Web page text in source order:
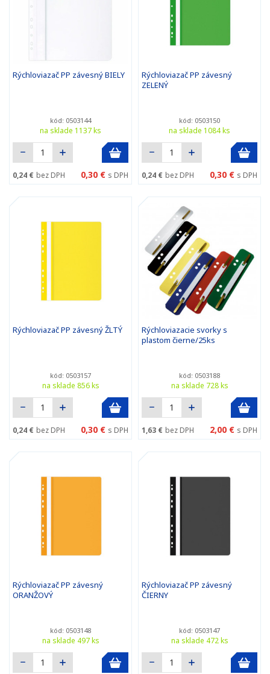
Rýchloviazač PP závesný BIELY
kód: 0503144
na sklade 1137 ks
0,24 € bez DPH 0,30 € s DPH
Rýchloviazač PP závesný
ZELENÝ
kód: 0503150
na sklade 1084 ks
0,24 € bez DPH 0,30 € s DPH
Rýchloviazač PP závesný ŽLTÝ
kód: 0503157
na sklade 856 ks
0,24 € bez DPH 0,30 € s DPH
Rýchloviazacie svorky s
plastom čierne/25ks
kód: 0503188
na sklade 728 ks
1,63 € bez DPH 2,00 € s DPH
Rýchloviazač PP závesný
ORANŽOVÝ
kód: 0503148
na sklade 497 ks
Rýchloviazač PP závesný
ČIERNY
kód: 0503147
na sklade 472 ks